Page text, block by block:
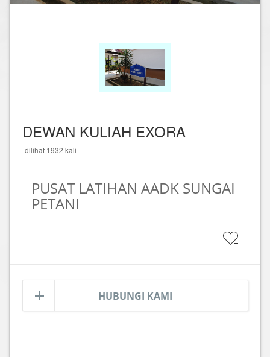
DEWAN KULIAH EXORA
dilihat 1932 kali
PUSAT LATIHAN AADK SUNGAI
PETANI
HUBUNGI KAMI